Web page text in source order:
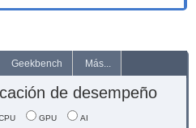
Geekbench Más...
de desempeño
GPU AI